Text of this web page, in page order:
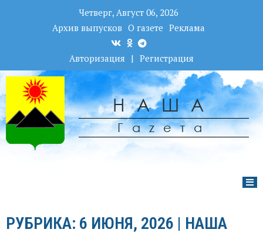
Четверг, Август 06, 2026
Архив выпусков О газете Реклама
Авторизация | Регистрация
НАША
Гаzета
РУБРИКА: 6 ИЮНЯ, 2026 | НАША